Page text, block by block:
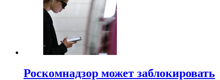
Роскомнадзор может заблокировать